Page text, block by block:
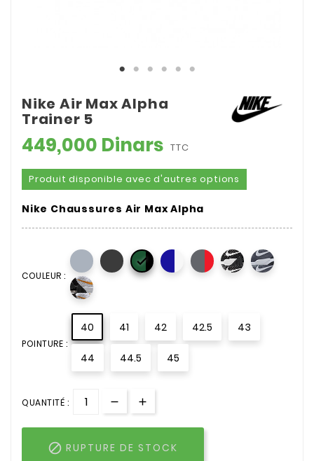
Nike Air Max Alpha
Trainer 5
449,000 Dinars TTC
Produit disponible avec d'autres options
Nike Chaussures Air Max Alpha
COULEUR :

POINTURE :
40 41 42 42.5 43
44 44.5 45
QUANTITÉ :
 RUPTURE DE STOCK